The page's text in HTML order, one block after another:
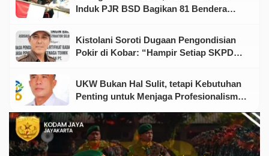
Induk PJR BSD Bagikan 81 Bendera
Kistolani Soroti Dugaan Pengondisian
Pokir di Kobar: “Hampir Setiap SKPD
UKW Bukan Hal Sulit, tetapi Kebutuhan
Penting untuk Menjaga Profesionalisme